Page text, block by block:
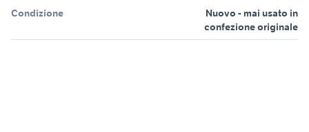
Condizione
Nuovo - mai usato in
confezione originale